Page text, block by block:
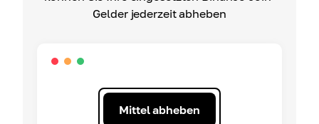
Mittel abheben
Gelder jederzeit abheben